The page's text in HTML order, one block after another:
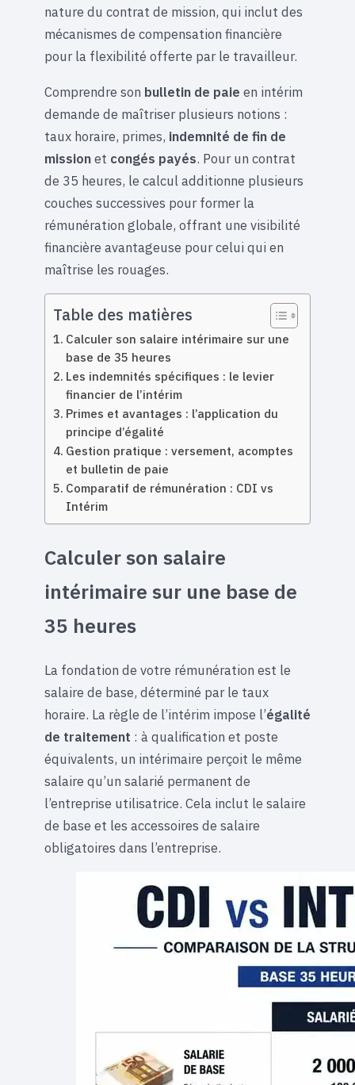
nature du contrat de mission, qui inclut des
mécanismes de compensation financière
pour la flexibilité offerte par le travailleur.
Comprendre son bulletin de paie en intérim
demande de maîtriser plusieurs notions :
taux horaire, primes, indemnité de fin de
missionet congés payés. Pour un contrat
de 35 heures, le calcul additionne plusieurs
couches successives pour former la
rémunération globale, offrant une visibilité
financière avantageuse pour celui qui en
maîtrise les rouages.
Table des matières
Calculer son salaire intérimaire sur une
base de 35 heures
Les indemnités spécifiques : le levier
financier de l’intérim
Primes et avantages : l’application du
principe d’égalité
Gestion pratique : versement, acomptes
et bulletin de paie
Comparatif de rémunération : CDI vs
Intérim
Calculer son salaire
intérimaire sur une base de
35 heures
La fondation de votre rémunération est le
salaire de base, déterminé par le taux
horaire. La règle de l’intérim impose l’égalité
de traitement : à qualification et poste
équivalents, un intérimaire perçoit le même
salaire qu’un salarié permanent de
l’entreprise utilisatrice. Cela inclut le salaire
de base et les accessoires de salaire
obligatoires dans l’entreprise.